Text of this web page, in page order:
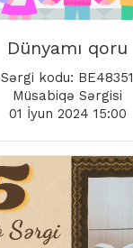
Dünyamı qoru
Sərgi kodu: BE48351
Müsabiqə Sərgisi
01 İyun 2024 15:00